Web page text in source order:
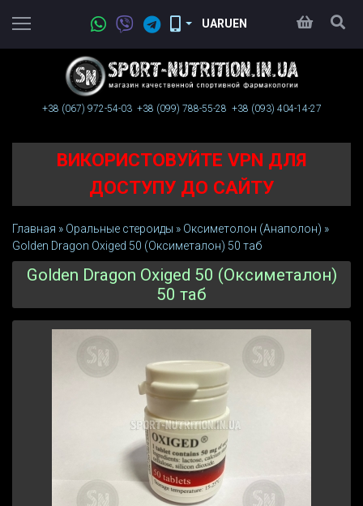
UARUEN
+38 (067) 972-54-03 +38 (099) 788-55-28 +38 (093) 404-14-27
ВИКОРИСТОВУЙТЕ VPN ДЛЯ
ДОСТУПУ ДО САЙТУ
Главная » Оральные стероиды » Оксиметолон (Анаполон) »
Golden Dragon Oxiged 50 (Оксиметалон) 50 таб
Golden Dragon Oxiged 50 (Оксиметалон)
50 таб